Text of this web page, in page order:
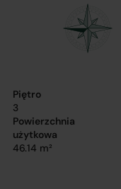
Piętro
3
Powierzchnia
użytkowa
46.14 m²